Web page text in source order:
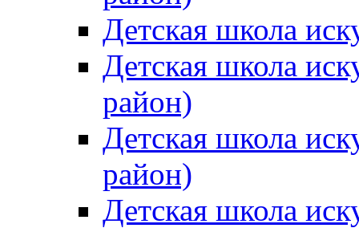
Детская школа
Детская школа
район)
Детская школа
район)
Детская школа